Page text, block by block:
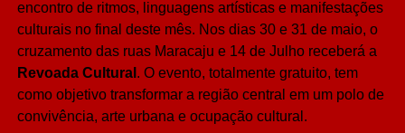
encontro de ritmos, linguagens artísticas e manifestações
culturais no final deste mês. Nos dias 30 e 31 de maio, o
cruzamento das ruas Maracaju e 14 de Julho receberá a
Revoada Cultural . O evento, totalmente gratuito, tem
como objetivo transformar a região central em um polo de
convivência, arte urbana e ocupação cultural.